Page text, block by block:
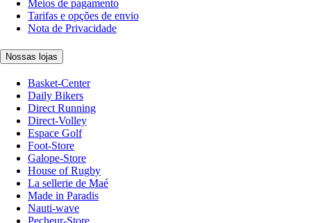
Meios de pagamento
Tarifas e opções de envio
Nota de Privacidade
Nossas lojas
Basket-Center
Daily Bikers
Direct Running
Direct-Volley
Espace Golf
Foot-Store
Galope-Store
House of Rugby
La sellerie de Maé
Made in Paradis
Nauti-wave
Pecheur-Store